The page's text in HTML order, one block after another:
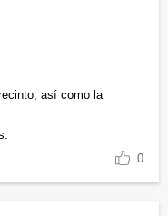
así como la
0